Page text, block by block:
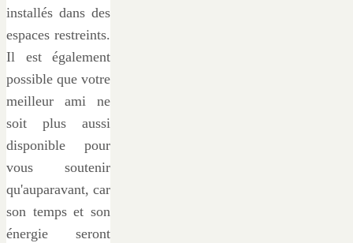
installés dans des
espaces restreints.
Il est également
possible que votre
meilleur ami ne
soit plus aussi
disponible pour
vous soutenir
qu'auparavant, car
son temps et son
énergie seront